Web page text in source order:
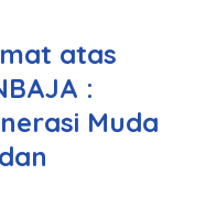
atas
:
Muda